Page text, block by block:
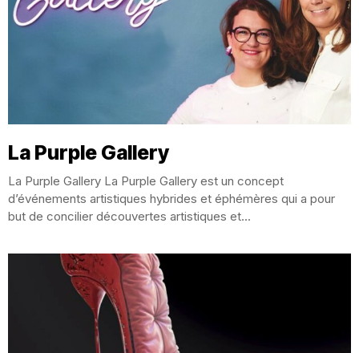
La Purple Gallery
La Purple Gallery La Purple Gallery est un concept
d’événements artistiques hybrides et éphémères qui a pour
but de concilier découvertes artistiques et...